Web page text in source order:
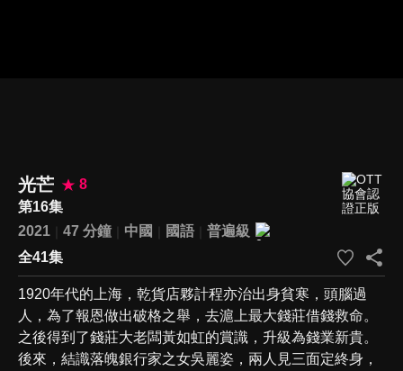
光芒
8
第16集
2021
47 分鐘 中國 國語
普遍級
全41集
1920年代的上海，乾貨店夥計程亦治出身貧寒，頭腦過
人，為了報恩做出破格之舉，去滬上最大錢莊借錢救命。
之後得到了錢莊大老闆黃如虹的賞識，升級為錢業新貴。
後來，結識落魄銀行家之女吳麗姿，兩人見三面定終身，